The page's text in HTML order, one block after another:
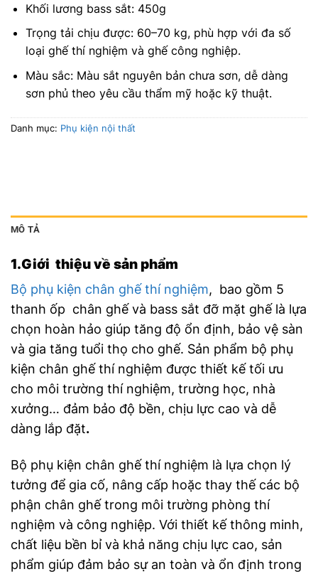
Khối lương bass sắt: 450g
Trọng tải chịu được: 60–70 kg, phù hợp với đa số
loại ghế thí nghiệm và ghế công nghiệp.
Màu sắc: Màu sắt nguyên bản chưa sơn, dễ dàng
sơn phủ theo yêu cầu thẩm mỹ hoặc kỹ thuật.
Danh mục: Phụ kiện nội thất
MÔ TẢ
1.Giới thiệu về sản phẩm
Bộ phụ kiện chân ghế thí nghiệm, bao gồm 5
thanh ốp chân ghế và bass sắt đỡ mặt ghế là lựa
chọn hoàn hảo giúp tăng độ ổn định, bảo vệ sàn
và gia tăng tuổi thọ cho ghế. Sản phẩm bộ phụ
kiện chân ghế thí nghiệm được thiết kế tối ưu
cho môi trường thí nghiệm, trường học, nhà
xưởng… đảm bảo độ bền, chịu lực cao và dễ
dàng lắp đặt.
Bộ phụ kiện chân ghế thí nghiệm là lựa chọn lý
tưởng để gia cố, nâng cấp hoặc thay thế các bộ
phận chân ghế trong môi trường phòng thí
nghiệm và công nghiệp. Với thiết kế thông minh,
chất liệu bền bỉ và khả năng chịu lực cao, sản
phẩm giúp đảm bảo sự an toàn và ổn định trong